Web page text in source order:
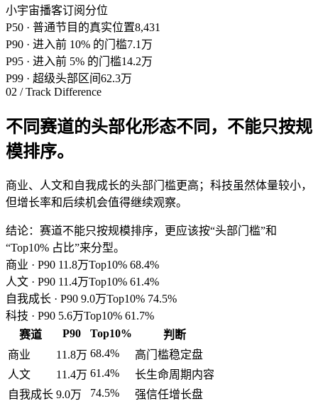
小宇宙播客订阅分位
P50 · 普通节目的真实位置8,431
P90 · 进入前 10% 的门槛7.1万
P95 · 进入前 5% 的门槛14.2万
P99 · 超级头部区间62.3万
02 / Track Difference
不同赛道的头部化形态不同，不能只按规
模排序。
商业、人文和自我成长的头部门槛更高；科技虽然体量较小，
但增长率和后续机会值得继续观察。
结论：赛道不能只按规模排序，更应该按“头部门槛”和
“Top10% 占比”来分型。
商业 · P90 11.8万Top10% 68.4%
人文 · P90 11.4万Top10% 61.4%
自我成长 · P90 9.0万Top10% 74.5%
科技 · P90 5.6万Top10% 61.7%
赛道
P90 Top10%
判断
商业
11.8万 68.4%
高门槛稳定盘
人文
11.4万 61.4%
长生命周期内容
自我成长 9.0万 74.5%
强信任增长盘